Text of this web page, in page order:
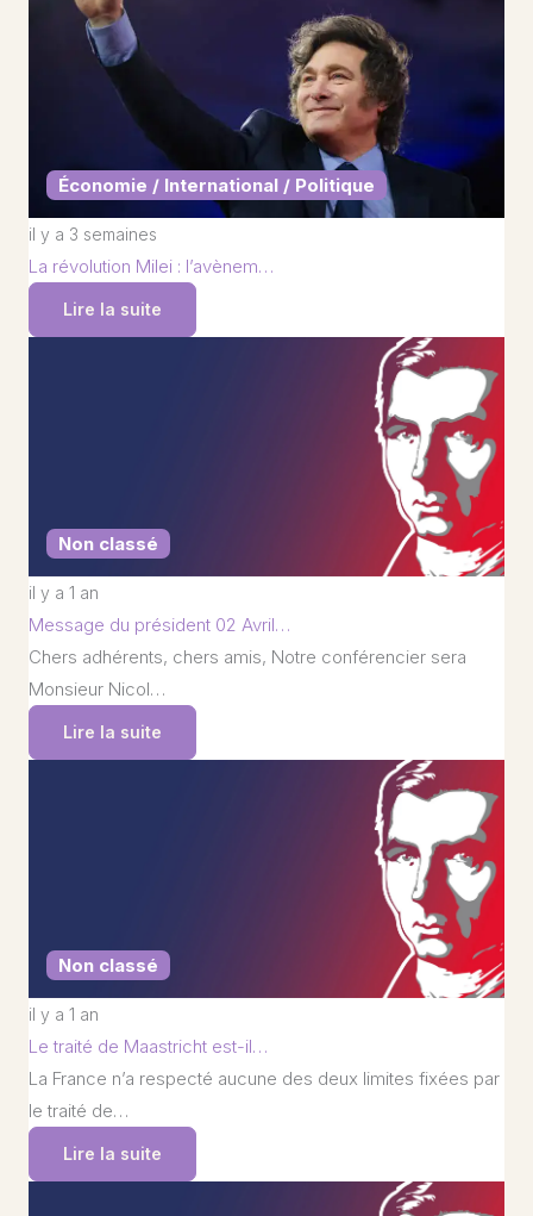
Économie / International / Politique
il y a 3 semaines
La révolution Milei : l’avènem…
Lire la suite
Non classé
il y a 1 an
Message du président 02 Avril…
Chers adhérents, chers amis, Notre conférencier sera
Monsieur Nicol…
Lire la suite
Non classé
il y a 1 an
Le traité de Maastricht est-il…
La France n’a respecté aucune des deux limites fixées par
le traité de…
Lire la suite